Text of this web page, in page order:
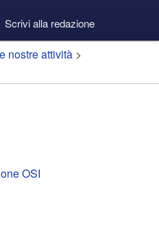
Scrivi alla redazione
nostre attività >
OSI